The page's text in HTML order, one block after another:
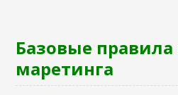
Базовые правила
маретинга